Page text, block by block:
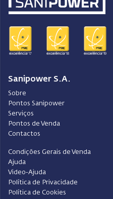
Sanipower S.A.
Sobre
Pontos Sanipower
Serviços
Pontos de Venda
Contactos
Condições Gerais de Venda
Ajuda
Video-Ajuda
Política de Privacidade
Política de Cookies